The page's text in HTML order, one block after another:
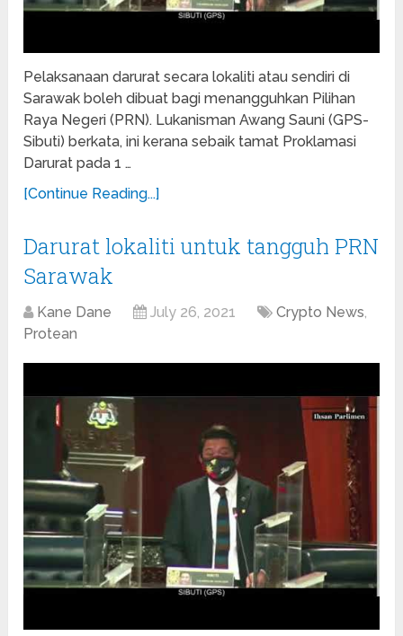
Pelaksanaan darurat secara lokaliti atau sendiri di
Sarawak boleh dibuat bagi menangguhkan Pilihan
Raya Negeri (PRN). Lukanisman Awang Sauni (GPS-
Sibuti) berkata, ini kerana sebaik tamat Proklamasi
Darurat pada 1 …
[Continue Reading...]
Darurat lokaliti untuk tangguh PRN
Sarawak
Kane Dane July 26, 2021 Crypto News,
Protean